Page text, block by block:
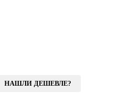
НАШЛИ ДЕШЕВЛЕ?